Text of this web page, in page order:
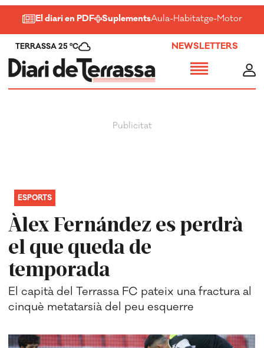
El diari en PDF SuplementsAula-Habitatge-Motor-
TERRASSA 25 ºC NEWSLETTERS
Àlex Fernández es perdrà
el que queda de
temporada
ESPORTS
El capità del Terrassa FC pateix una fractura al
cinquè metatarsià del peu esquerre